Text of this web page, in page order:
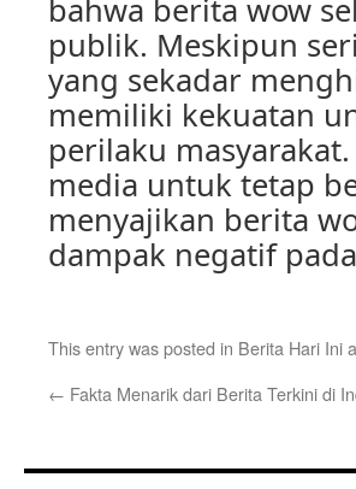
bahwa berita wow
publik. Meskipun
yang sekadar
memiliki kekuatan
perilaku
media untuk tetap
menyajikan berita
dampak negatif
This entry was posted in Berita Hari Ini
← Fakta Menarik dari Berita Terkini di